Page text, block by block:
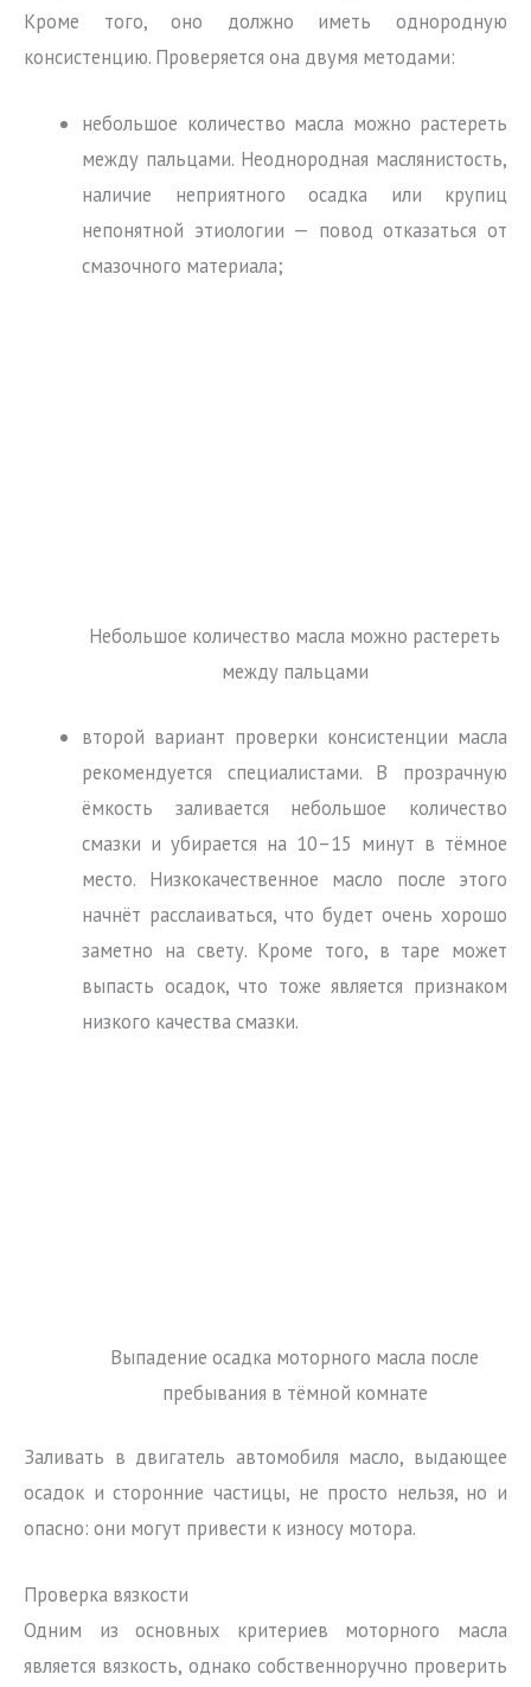
Кроме того, оно должно иметь однородную
консистенцию. Проверяется она двумя методами:
небольшое количество масла можно растереть
между пальцами. Неоднородная маслянистость,
наличие неприятного осадка или крупиц
непонятной этиологии — повод отказаться от
смазочного материала;
Небольшое количество масла можно растереть
между пальцами
второй вариант проверки консистенции масла
рекомендуется специалистами. В прозрачную
ёмкость заливается небольшое количество
смазки и убирается на 10–15 минут в тёмное
место. Низкокачественное масло после этого
начнёт расслаиваться, что будет очень хорошо
заметно на свету. Кроме того, в таре может
выпасть осадок, что тоже является признаком
низкого качества смазки.
Выпадение осадка моторного масла после
пребывания в тёмной комнате
Заливать в двигатель автомобиля масло, выдающее
осадок и сторонние частицы, не просто нельзя, но и
опасно: они могут привести к износу мотора.
Проверка вязкости
Одним из основных критериев моторного масла
является вязкость, однако собственноручно проверить